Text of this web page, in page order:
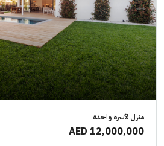
منزل لأسرة واحدة
AED 12,000,000